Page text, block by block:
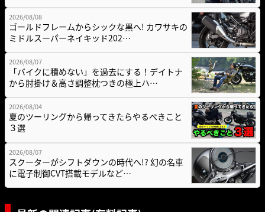
2026/08/08
ゴールドフレームからシックな黒へ! カワサキの
ミドルスーパーネイキッド202…
2026/08/07
「バイクに積めない」を過去にする！デイトナ
から肘掛け＆高さ調整枕つきの極上ハ…
2026/08/04
夏のツーリングから帰ってきたらやるべきこと
３選
2026/08/07
スクーターがシフトダウンの時代へ!? 幻の名車
に電子制御CVT搭載モデルなど…